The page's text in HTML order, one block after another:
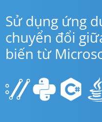
Sử dụng ứng
chuyển đổi
biến từ